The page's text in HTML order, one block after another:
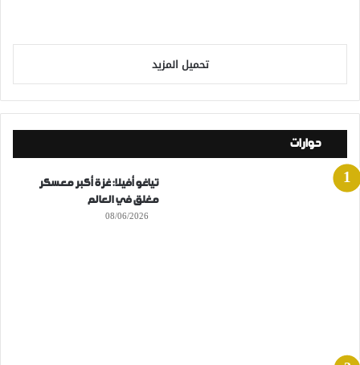
تحميل المزيد
حوارات
تياغو أفيلا: غزة أكبر معسكر
مغلق في العالم
08/06/2026